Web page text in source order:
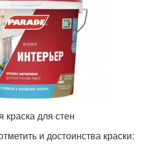
для стен
и достоинства краски: